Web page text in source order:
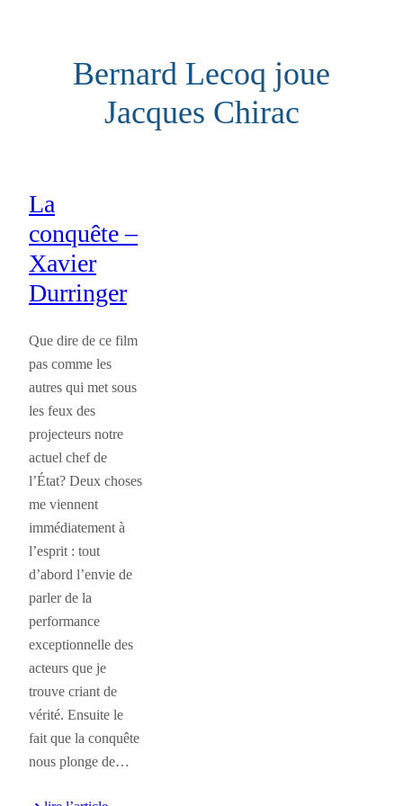
Bernard Lecoq joue
Jacques Chirac
La
conquête –
Xavier
Durringer
Que dire de ce film
pas comme les
autres qui met sous
les feux des
projecteurs notre
actuel chef de
l’État? Deux choses
me viennent
immédiatement à
l’esprit : tout
d’abord l’envie de
parler de la
performance
exceptionnelle des
acteurs que je
trouve criant de
vérité. Ensuite le
fait que la conquête
nous plonge de…